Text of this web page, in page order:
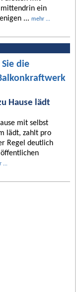
ein
... mehr ...
die
Hause lädt
mit selbst
lädt, zahlt pro
Regel deutlich
...